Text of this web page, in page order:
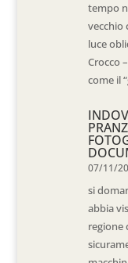
tempo
vecchio
luce
Crocco
come il
07/11/
si
abbia
regione